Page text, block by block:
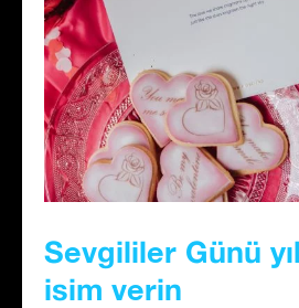
Sevgililer Günü
isim verin